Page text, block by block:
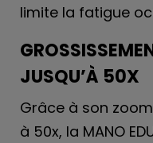
limite la fatigue
JUSQU’À 50X
Grâce à son
à 50x, la MANO